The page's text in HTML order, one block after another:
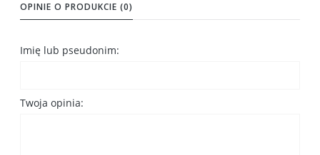
OPINIE O PRODUKCIE (0)
Imię lub pseudonim:
Twoja opinia: